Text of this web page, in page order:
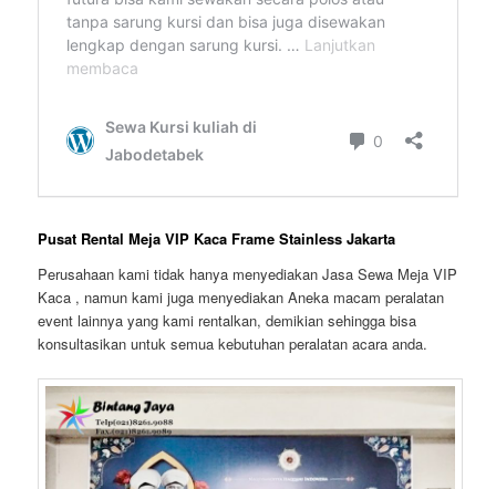
Pusat Rental Meja VIP Kaca Frame Stainless Jakarta
Perusahaan kami tidak hanya menyediakan Jasa Sewa Meja VIP
Kaca , namun kami juga menyediakan Aneka macam peralatan
event lainnya yang kami rentalkan, demikian sehingga bisa
konsultasikan untuk semua kebutuhan peralatan acara anda.